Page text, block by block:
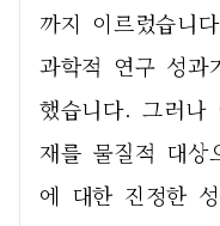
까지 이르렀습니
과학적 연구 성과
했습니다. 그러
재를 물질적 대상
에 대한 진정한